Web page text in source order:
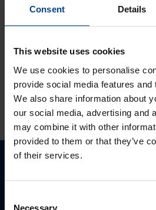
Consent Details
This website uses cookies
We use cookies to personalise
provide social media features and
We also share information about
our social media, advertising and
may combine it with other
provided to them or that they’ve
of their services.
Necessary
Solcon-Igel
tuotteet jo lähes
tuotevalikoimassamme
KATSO LISÄÄ
Autamme mielellämme, jotta